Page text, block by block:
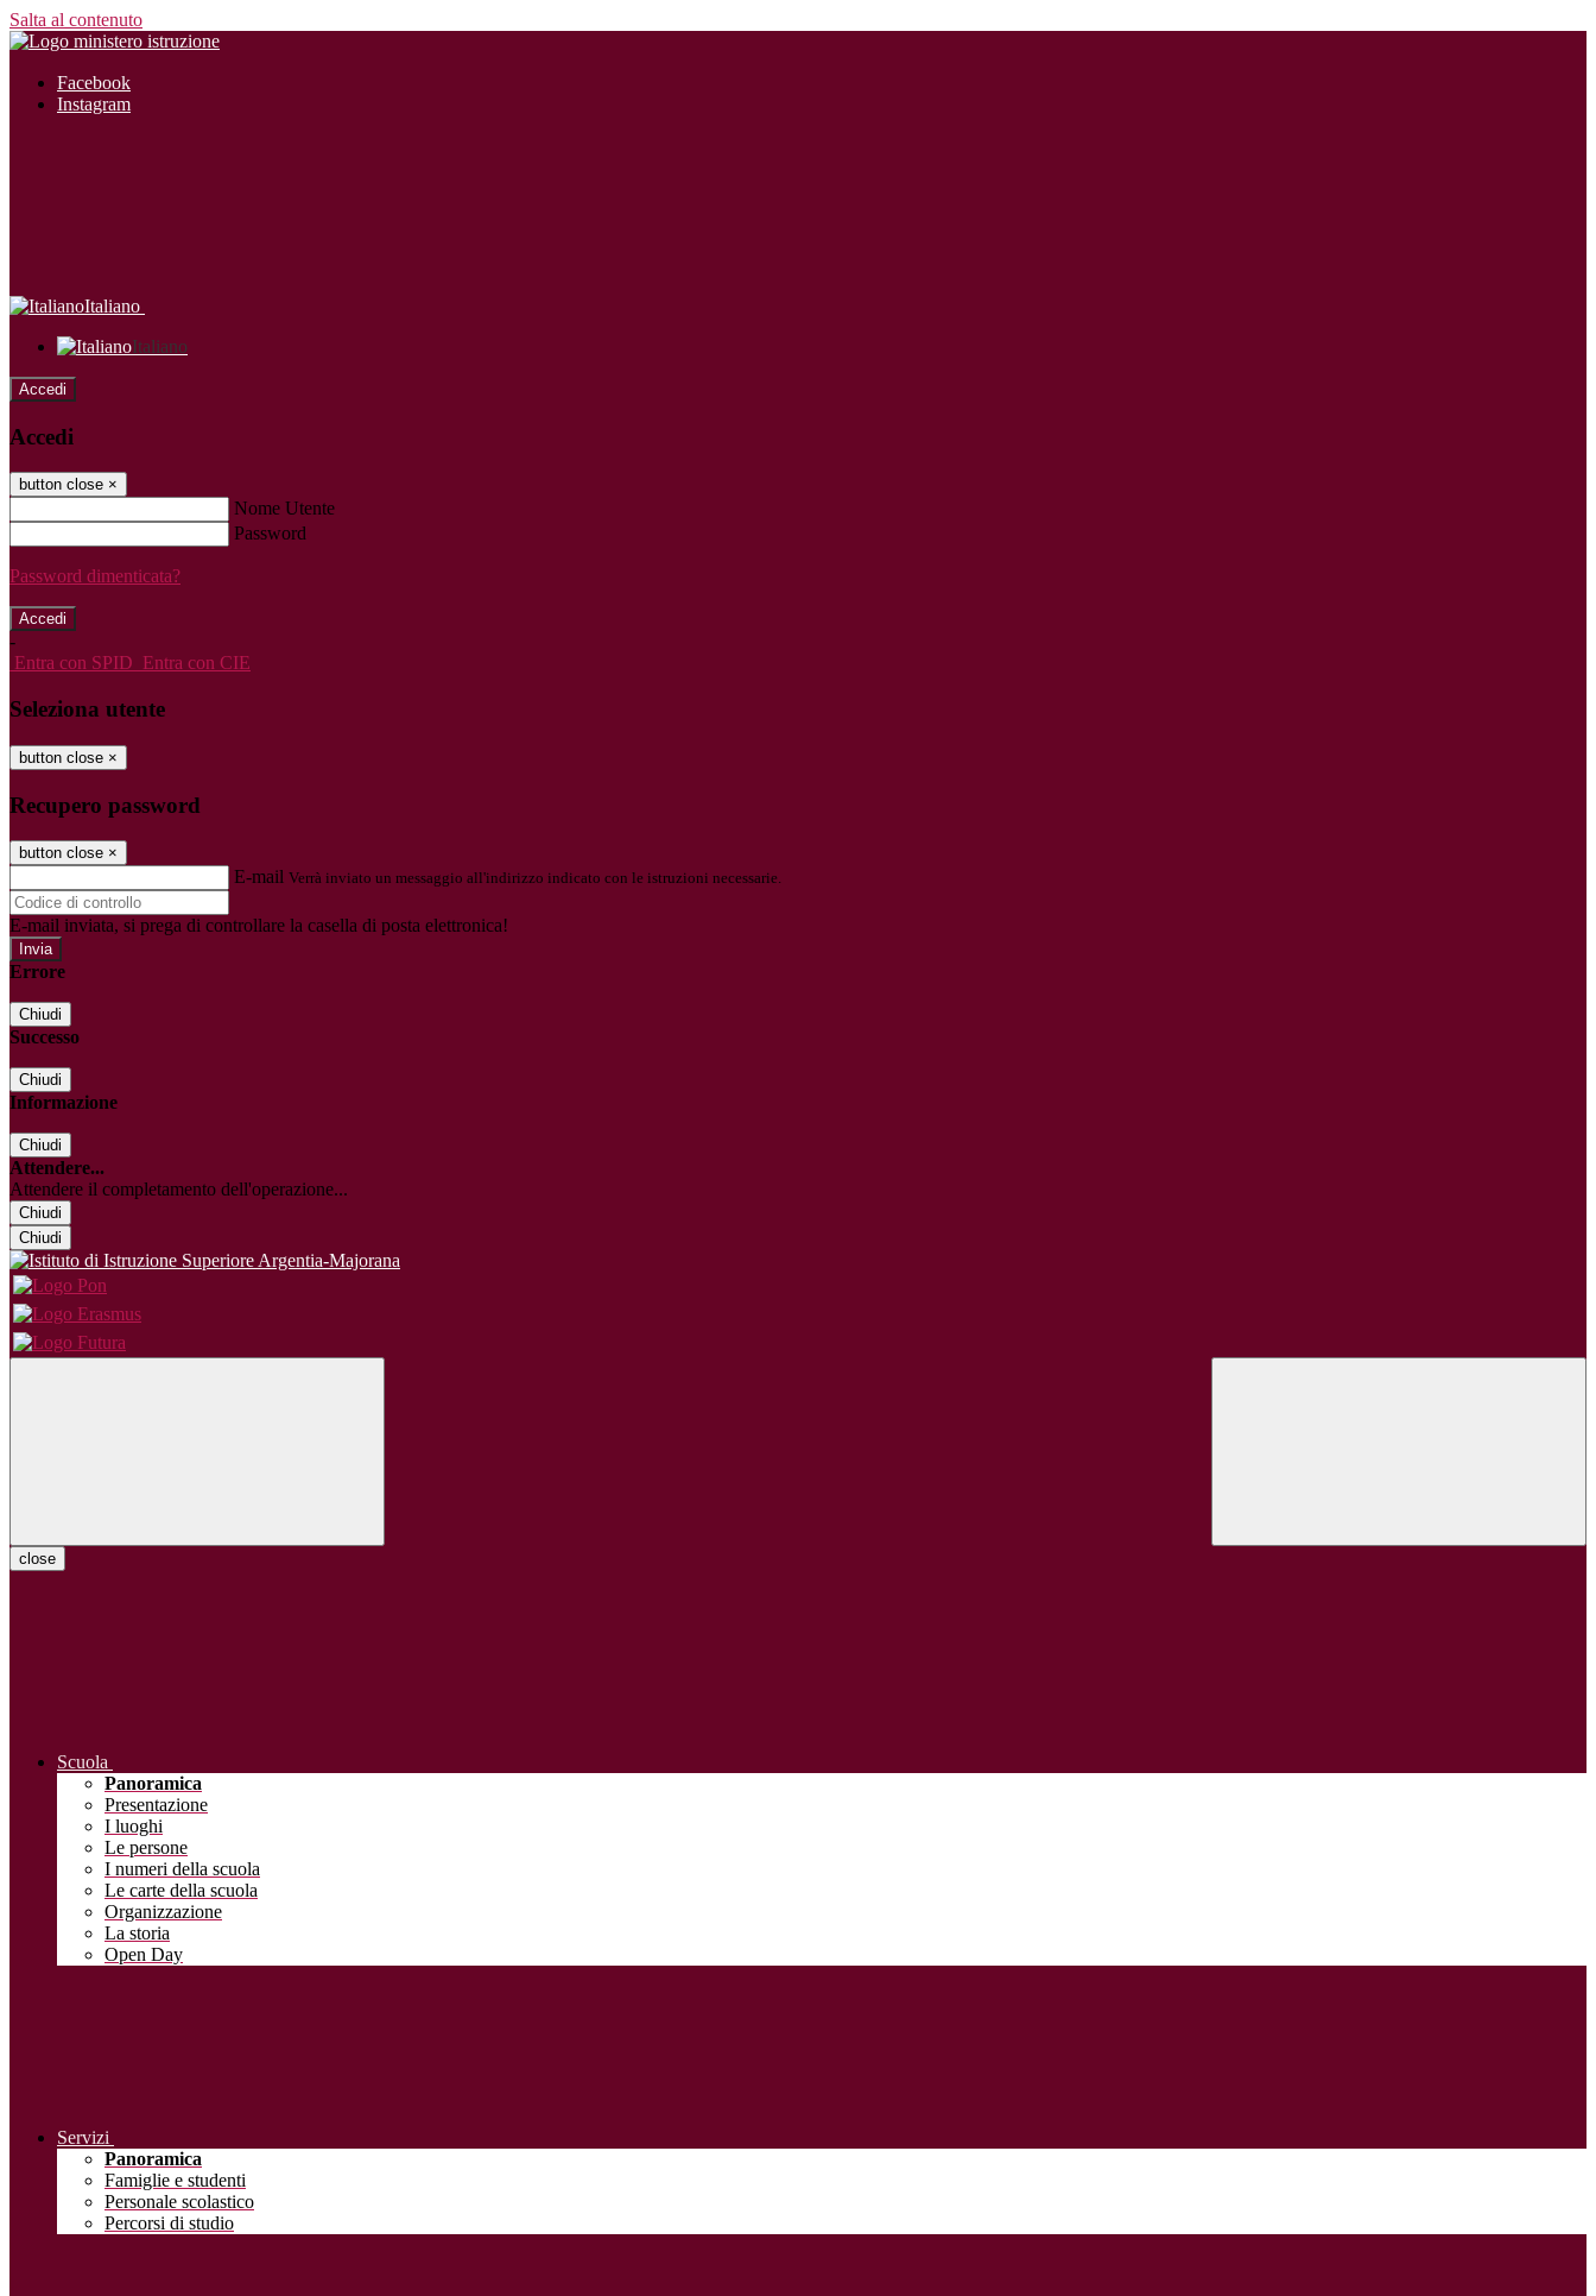
Salta al contenuto
Facebook
Instagram
Italiano
Italiano
Accedi
Accedi
button close ×
Nome Utente
Password
Password dimenticata?
-
Entra con SPID Entra con CIE
Seleziona utente
button close ×
Recupero password
button close ×
E-mail Verrà inviato un messaggio all'indirizzo indicato con le istruzioni necessarie.
E-mail inviata, si prega di controllare la casella di posta elettronica!
Errore
Chiudi
Successo
Chiudi
Informazione
Chiudi
Attendere...
Attendere il completamento dell'operazione...
Chiudi
Chiudi
close
Scuola
Panoramica
Presentazione
I luoghi
Le persone
I numeri della scuola
Le carte della scuola
Organizzazione
La storia
Open Day
Servizi
Panoramica
Famiglie e studenti
Personale scolastico
Percorsi di studio